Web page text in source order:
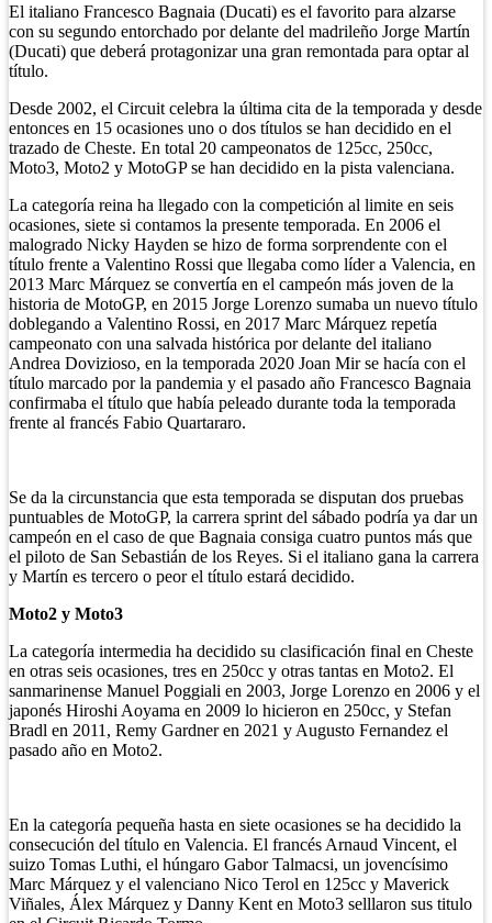
El italiano Francesco Bagnaia (Ducati) es el favorito para alzarse
con su segundo entorchado por delante del madrileño Jorge Martín
(Ducati) que deberá protagonizar una gran remontada para optar al
título.
Desde 2002, el Circuit celebra la última cita de la temporada y desde
entonces en 15 ocasiones uno o dos títulos se han decidido en el
trazado de Cheste. En total 20 campeonatos de 125cc, 250cc,
Moto3, Moto2 y MotoGP se han decidido en la pista valenciana.
La categoría reina ha llegado con la competición al limite en seis
ocasiones, siete si contamos la presente temporada. En 2006 el
malogrado Nicky Hayden se hizo de forma sorprendente con el
título frente a Valentino Rossi que llegaba como líder a Valencia, en
2013 Marc Márquez se convertía en el campeón más joven de la
historia de MotoGP, en 2015 Jorge Lorenzo sumaba un nuevo título
doblegando a Valentino Rossi, en 2017 Marc Márquez repetía
campeonato con una salvada histórica por delante del italiano
Andrea Dovizioso, en la temporada 2020 Joan Mir se hacía con el
título marcado por la pandemia y el pasado año Francesco Bagnaia
confirmaba el título que había peleado durante toda la temporada
frente al francés Fabio Quartararo.
Se da la circunstancia que esta temporada se disputan dos pruebas
puntuables de MotoGP, la carrera sprint del sábado podría ya dar un
campeón en el caso de que Bagnaia consiga cuatro puntos más que
el piloto de San Sebastián de los Reyes. Si el italiano gana la carrera
y Martín es tercero o peor el título estará decidido.
Moto2 y Moto3
La categoría intermedia ha decidido su clasificación final en Cheste
en otras seis ocasiones, tres en 250cc y otras tantas en Moto2. El
sanmarinense Manuel Poggiali en 2003, Jorge Lorenzo en 2006 y el
japonés Hiroshi Aoyama en 2009 lo hicieron en 250cc, y Stefan
Bradl en 2011, Remy Gardner en 2021 y Augusto Fernandez el
pasado año en Moto2.
En la categoría pequeña hasta en siete ocasiones se ha decidido la
consecución del título en Valencia. El francés Arnaud Vincent, el
suizo Tomas Luthi, el húngaro Gabor Talmacsi, un jovencísimo
Marc Márquez y el valenciano Nico Terol en 125cc y Maverick
Viñales, Álex Márquez y Danny Kent en Moto3 selllaron sus titulo